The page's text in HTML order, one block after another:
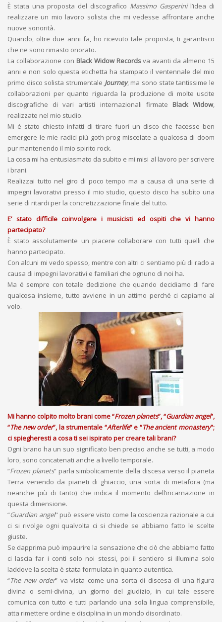
È stata una proposta del discografico Massimo Gasperinil’idea di
realizzare un mio lavoro solista che mi vedesse affrontare anche
nuove sonorità.
Quando, oltre due anni fa, ho ricevuto tale proposta, ti garantisco
che ne sono rimasto onorato.
La collaborazione con Black Widow Recordsva avanti da almeno 15
anni e non solo questa etichetta ha stampato il ventennale del mio
primo disco solista strumentale Journey, ma sono state tantissime le
collaborazioni per quanto riguarda la produzione di molte uscite
discografiche di vari artisti internazionali firmate Black Widow,
realizzate nel mio studio.
Mi é stato chiesto infatti di tirare fuori un disco che facesse ben
emergere le mie radici più goth-prog miscelate a qualcosa di doom
pur mantenendo il mio spirito rock.
La cosa mi ha entusiasmato da subito e mi misi al lavoro per scrivere
i brani.
Realizzai tutto nel giro di poco tempo ma a causa di una serie di
impegni lavorativi presso il mio studio, questo disco ha subìto una
serie di ritardi per la concretizzazione finale del tutto.
E’ stato difficile coinvolgere i musicisti ed ospiti che vi hanno
partecipato?
È stato assolutamente un piacere collaborare con tutti quelli che
hanno partecipato.
Con alcuni mi vedo spesso, mentre con altri ci sentiamo più di rado a
causa di impegni lavorativi e familiari che ognuno di noi ha.
Ma é sempre con totale dedizione che quando decidiamo di fare
qualcosa insieme, tutto avviene in un attimo perché ci capiamo al
volo.
Mi hanno colpito molto brani come “Frozen planets”, “Guardian angel”,
“The new order”, la strumentale “Afterlife” e “The ancient monastery”;
ci spiegheresti a cosa ti sei ispirato per creare tali brani?
Ogni brano ha un suo significato ben preciso anche se tutti, a modo
loro, sono concatenati anche a livello temporale.
“Frozen planets” parla simbolicamente della discesa verso il pianeta
Terra venendo da pianeti di ghiaccio, una sorta di metafora (ma
neanche più di tanto) che indica il momento dell’incarnazione in
questa dimensione.
“Guardian angel" può essere visto come la coscienza razionale a cui
ci si rivolge ogni qualvolta ci si chiede se abbiamo fatto le scelte
giuste.
Se dapprima può impaurire la sensazione che ciò che abbiamo fatto
ci lascia far i conti solo noi stessi, poi il sentiero si illumina solo
laddove la scelta è stata formulata in quanto autentica.
“The new order” va vista come una sorta di discesa di una figura
divina o semi-divina, un giorno del giudizio, in cui tale essere
comunica con tutto e tutti parlando una sola lingua comprensibile,
atta rimettere ordine e disciplina in un mondo disordinato.